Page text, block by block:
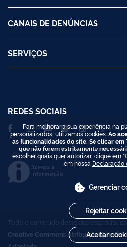
CANAIS DE DENÚNCIAS
SERVIÇOS
REDES SOCIAIS
Acesso à
Informação
Todo o conteúdo deste site está
Creative Commons Atribuição-
Para melhorar a sua experiência na
personalizados, utilizamos cookies. Ao
as funcionalidades do site. Se clicar em
que não forem estritamente
escolher quais quer autorizar, clique em
em nossa Declaração
Gerenciar
Rejeitar
Aceitar